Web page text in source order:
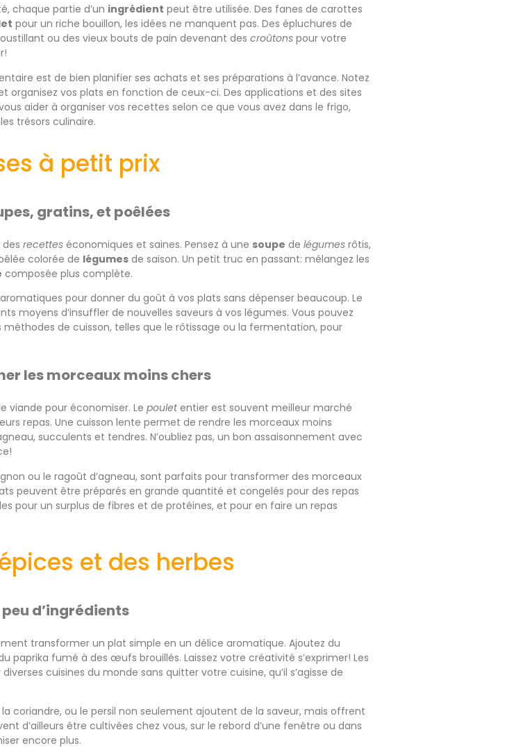
chaque partie d’un ingrédient peut être utilisée. Des fanes de carottes
pour un riche bouillon, les idées ne manquent pas. Des épluchures de
ou des vieux bouts de pain devenant des croûtons pour votre
est de bien planifier ses achats et ses préparations à l’avance. Notez
organisez vos plats en fonction de ceux-ci. Des applications et des sites
aider à organiser vos recettes selon ce que vous avez dans le frigo,
trésors culinaire.
à petit prix
gratins, et poêlées
recettes économiques et saines. Pensez à une soupe de légumes rôtis,
colorée de légumes de saison. Un petit truc en passant: mélangez les
composée plus complète.
pour donner du goût à vos plats sans dépenser beaucoup. Le
moyens d’insuffler de nouvelles saveurs à vos légumes. Vous pouvez
de cuisson, telles que le rôtissage ou la fermentation, pour
les morceaux moins chers
viande pour économiser. Le pouletentier est souvent meilleur marché
repas. Une cuisson lente permet de rendre les morceaux moins
succulents et tendres. N’oubliez pas, un bon assaisonnement avec
ou le ragoût d’agneau, sont parfaits pour transformer des morceaux
peuvent être préparés en grande quantité et congelés pour des repas
pour un surplus de fibres et de protéines, et pour en faire un repas
et des herbes
d’ingrédients
transformer un plat simple en un délice aromatique. Ajoutez du
paprika fumé à des œufs brouillés. Laissez votre créativité s’exprimer! Les
cuisines du monde sans quitter votre cuisine, qu’il s’agisse de
coriandre, ou le persil non seulement ajoutent de la saveur, mais offrent
d’ailleurs être cultivées chez vous, sur le rebord d’une fenêtre ou dans
encore plus.